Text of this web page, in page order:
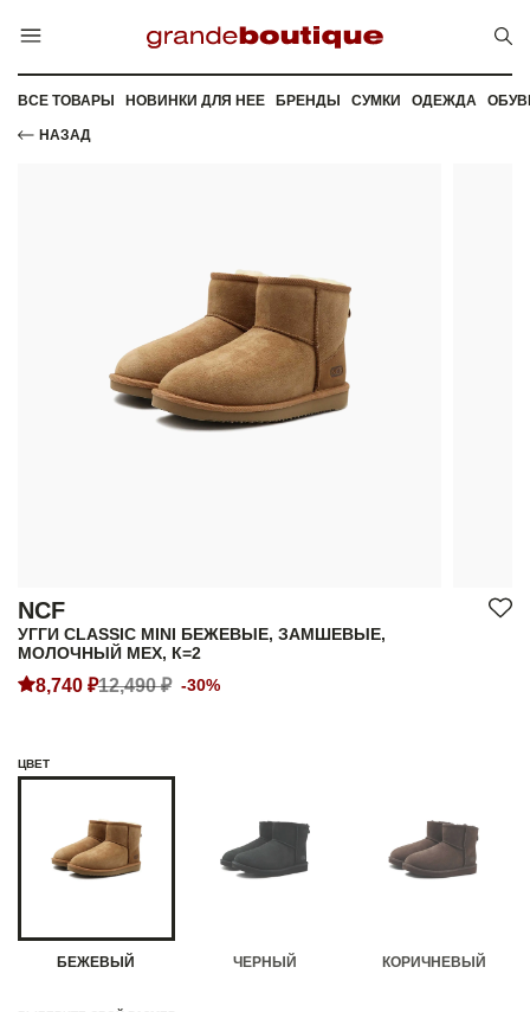
ВСЕ ТОВАРЫ НОВИНКИ ДЛЯ НЕЕ БРЕНДЫ СУМКИ ОДЕЖДА
НАЗАД
NCF
УГГИ CLASSIC MINI БЕЖЕВЫЕ, ЗАМШЕВЫЕ,
МОЛОЧНЫЙ МЕХ, К=2
8,740 ₽12,490 ₽ -30%
ЦВЕТ
БЕЖЕВЫЙ ЧЕРНЫЙ КОРИЧНЕВЫЙ